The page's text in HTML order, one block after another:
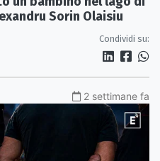
Sorin Olaisiu
Condividi su:
2 settimane fa